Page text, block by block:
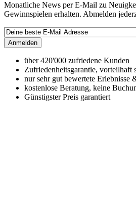
Monatliche News per E-Mail zu
Gewinnspielen erhalten. Abmelden
Anmelden
über 420'000 zufriedene Kunden
Zufriedenheitsgarantie, vorteilhaft
nur sehr gut bewertete Erlebnisse
kostenlose Beratung, keine
Günstigster Preis garantiert